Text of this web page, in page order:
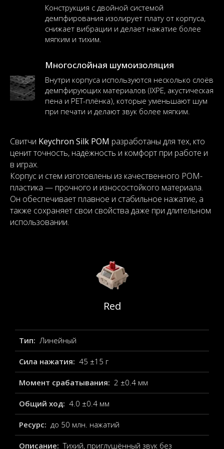
Конструкция с двойной системой
демпфирования изолирует плату от корпуса,
снижает вибрации и делает нажатие более
мягким и тихим.
Многослойная шумоизоляция
Внутри корпуса используются несколько слоёв
демпфирующих материалов (IXPE, акустическая
пена и PET-плёнка), которые уменьшают шум
при печати и делают звук более мягким.
Свитчи Keychron Silk POM разработаны для тех, кто
ценит точность, надёжность и комфорт при работе и
в играх.
Корпус и стем изготовлены из качественного POM-
пластика — прочного и износостойкого материала.
Он обеспечивает плавное и стабильное нажатие, а
также сохраняет свои свойства даже при длительном
использовании.
Red
Тип: Линейный
Сила нажатия: 45 ±15 г
Момент срабатывания: 2 ±0.4 мм
Общий ход: 4.0 ±0.4 мм
Ресурс: до 50 млн. нажатий
Описание: Тихий, приглушённый звук без